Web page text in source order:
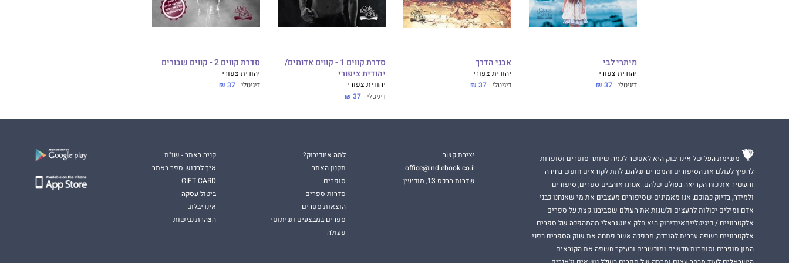
מיתרי לבי
יהודית צפורי
דיגיטלי 37 ₪
אבני הדרך
יהודית צפורי
דיגיטלי 37 ₪
סדרת קווים 1 - קווים אדומים/
יהודית ציפורי
יהודית צפורי
דיגיטלי 37 ₪
סדרת קווים 2 - קווים שבורים
יהודית צפורי
דיגיטלי 37 ₪
משימת העל של אינדיבוק היא לאפשר לכמה שיותר סופרים וסופרות
להפיץ לעולם את הסיפורים והמסרים שלהם, לתת לקוראים חופש בחירה
והעשיר את כוח הקריאה בעולם שלהם. אנחנו אוהבים ספרים, סיפורים
ולמידה, בדיוק כמוכם, אנו מאמינים שסיפורים מעצבים את מי שאנחנו כבני
אדם ומילים יכולות להעצים ולשנות את העולם שסביבנו.קצת על ספרים
אלקטרוניים / דיגיטלייםאינדיבוק היא חלק אינטגראלי מהמהפכה של ספרים
אלקטרוניים בשפה עברית להורדה, מהפכה אשר פתחה את שוק הספרים בפני
המון סופרים וסופרות חדשים ומוכשרים ובעיקר חשפה את הקוראים
יצירת קשר
office@indiebook.co.il
שדרות הרכס 13, מודיעין
למה אינדיבוק?
תקנון האתר
סופרים
סדרות ספרים
הוצאות ספרים
ספרים במבצעים ושיתופי
פעולה
קניה באתר - שו"ת
איך לרכוש ספר באתר
GIFT CARD
ביטול עסקה
אינדיבלוג
הצהרת נגישות